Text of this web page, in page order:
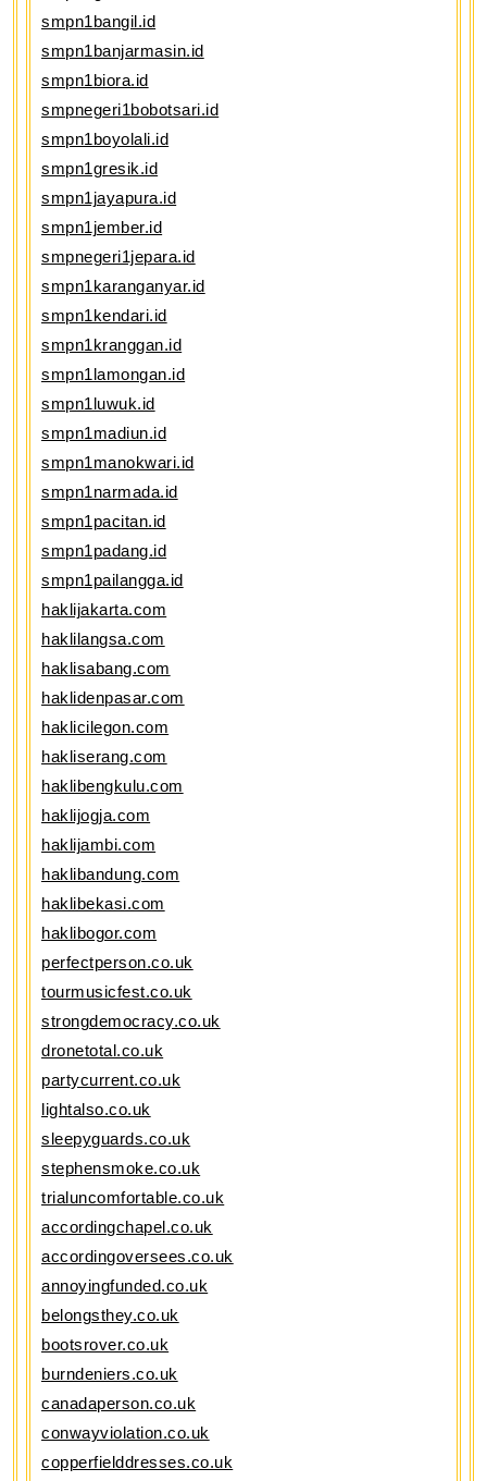
smpn1bangil.id
smpn1banjarmasin.id
smpn1biora.id
smpnegeri1bobotsari.id
smpn1boyolali.id
smpn1gresik.id
smpn1jayapura.id
smpn1jember.id
smpnegeri1jepara.id
smpn1karanganyar.id
smpn1kendari.id
smpn1kranggan.id
smpn1lamongan.id
smpn1luwuk.id
smpn1madiun.id
smpn1manokwari.id
smpn1narmada.id
smpn1pacitan.id
smpn1padang.id
smpn1pailangga.id
haklijakarta.com
haklilangsa.com
haklisabang.com
haklidenpasar.com
haklicilegon.com
hakliserang.com
haklibengkulu.com
haklijogja.com
haklijambi.com
haklibandung.com
haklibekasi.com
haklibogor.com
perfectperson.co.uk
tourmusicfest.co.uk
strongdemocracy.co.uk
dronetotal.co.uk
partycurrent.co.uk
lightalso.co.uk
sleepyguards.co.uk
stephensmoke.co.uk
trialuncomfortable.co.uk
accordingchapel.co.uk
accordingoversees.co.uk
annoyingfunded.co.uk
belongsthey.co.uk
bootsrover.co.uk
burndeniers.co.uk
canadaperson.co.uk
conwayviolation.co.uk
copperfielddresses.co.uk